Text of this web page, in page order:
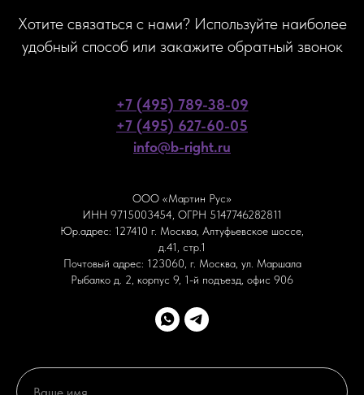
Хотите связаться с нами? Используйте наиболее
удобный способ или закажите обратный звонок
+7 (495) 789-38-09
+7 (495) 627-60-05
info@b-right.ru
ООО «Мартин Рус»
ИНН 9715003454, ОГРН 5147746282811
Юр.адрес: 127410 г. Москва, Алтуфьевское шоссе,
д.41, стр.1
Почтовый адрес: 123060, г. Москва, ул. Маршала
Рыбалко д. 2, корпус 9, 1-й подъезд, офис 906